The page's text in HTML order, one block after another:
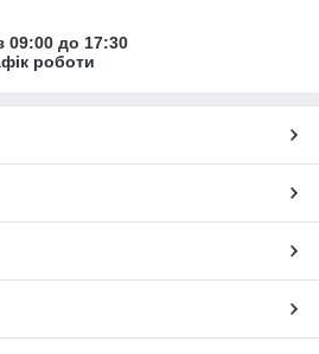
09:00 до 17:30
роботи